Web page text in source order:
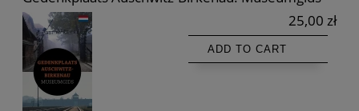
25,00 zł
ADD TO CART